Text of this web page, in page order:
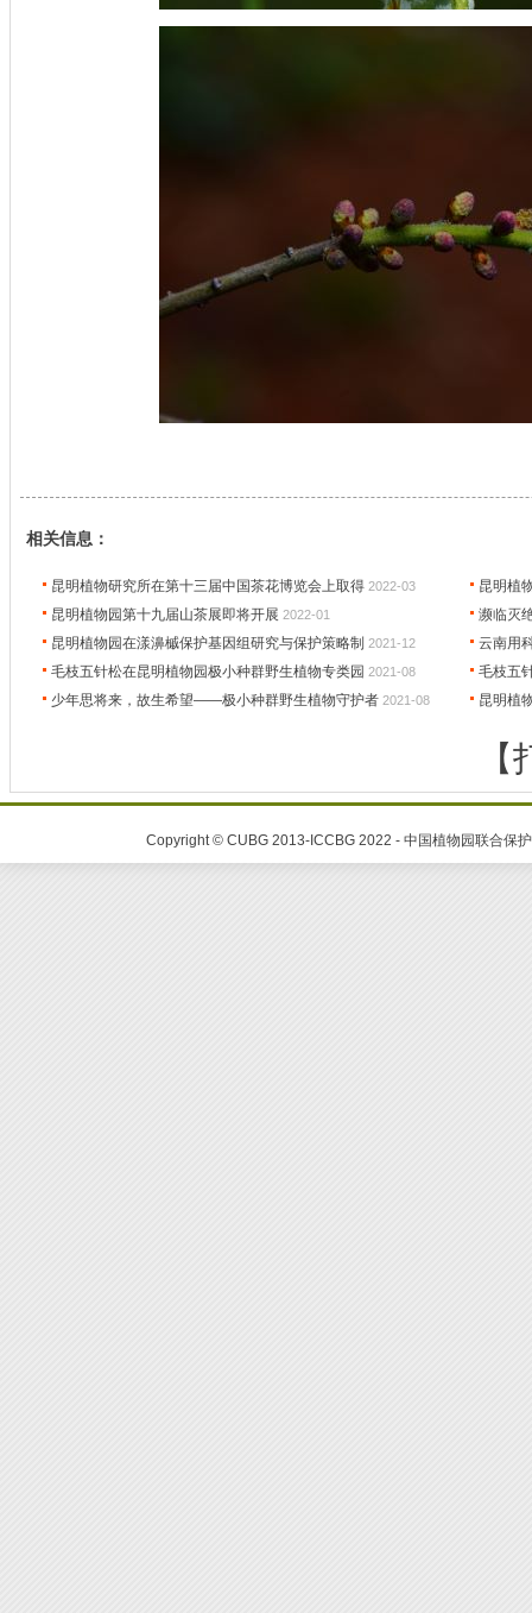
相关信息：
昆明植物研究所在第十三届中国茶花博览会上取得 2022-03
昆明植
昆明植物园第十九届山茶展即将开展 2022-01
濒临灭
昆明植物园在漾濞槭保护基因组研究与保护策略制 2021-12
云南用
毛枝五针松在昆明植物园极小种群野生植物专类园 2021-08
毛枝五
少年思将来，故生希望——极小种群野生植物守护者 2021-08 昆明植
Copyright © CUBG 2013-ICCBG 2022 - 中国植物园联合保